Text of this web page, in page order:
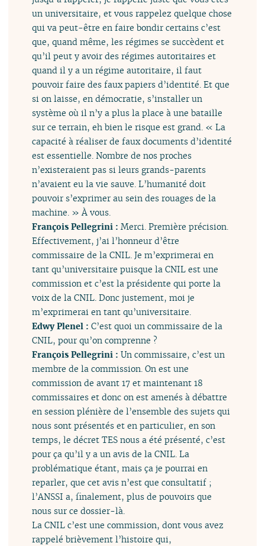
un universitaire, et vous rappelez quelque chose
qui va peut-être en faire bondir certains c’est
que, quand même, les régimes se succèdent et
qu’il peut y avoir des régimes autoritaires et
quand il y a un régime autoritaire, il faut
pouvoir faire des faux papiers d’identité. Et que
si on laisse, en démocratie, s’installer un
système où il n’y a plus la place à une bataille
sur ce terrain, eh bien le risque est grand. « La
capacité à réaliser de faux documents d’identité
est essentielle. Nombre de nos proches
n’existeraient pas si leurs grands-parents
n’avaient eu la vie sauve. L’humanité doit
pouvoir s’exprimer au sein des rouages de la
machine. » À vous.
François Pellegrini :Merci. Première précision.
Effectivement, j’ai l’honneur d’être
commissaire de la CNIL. Je m’exprimerai en
tant qu’universitaire puisque la CNIL est une
commission et c’est la présidente qui porte la
voix de la CNIL. Donc justement, moi je
m’exprimerai en tant qu’universitaire.
Edwy Plenel :C’est quoi un commissaire de la
CNIL, pour qu’on comprenne ?
François Pellegrini :Un commissaire, c’est un
membre de la commission. On est une
commission de avant 17 et maintenant 18
commissaires et donc on est amenés à débattre
en session plénière de l’ensemble des sujets qui
nous sont présentés et en particulier, en son
temps, le décret TES nous a été présenté, c’est
pour ça qu’il y a un avis de la CNIL. La
problématique étant, mais ça je pourrai en
reparler, que cet avis n’est que consultatif ;
l’ANSSI a, finalement, plus de pouvoirs que
nous sur ce dossier-là.
La CNIL c’est une commission, dont vous avez
rappelé brièvement l’histoire qui,